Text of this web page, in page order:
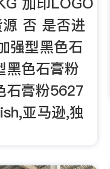
否 是否进
强型黑色石
黑色石膏粉
石膏粉5627
亚马逊,独